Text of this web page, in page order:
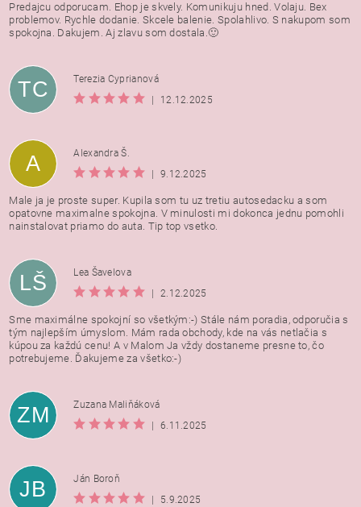
Predajcu odporucam. Ehop je skvely. Komunikuju hned. Volaju. Bex
problemov. Rychle dodanie. Skcele balenie. Spolahlivo. S nakupom som
spokojna. Dakujem. Aj zlavu som dostala.🙂
TC
Terezia Cyprianová
12.12.2025
A
Alexandra Š.
9.12.2025
Male ja je proste super. Kupila som tu uz tretiu autosedacku a som
opatovne maximalne spokojna. V minulosti mi dokonca jednu pomohli
nainstalovat priamo do auta. Tip top vsetko.
LŠ
Lea Šavelova
2.12.2025
Sme maximálne spokojní so všetkým:-) Stále nám poradia, odporučia s
tým najlepším úmyslom. Mám rada obchody, kde na vás netlačia s
kúpou za každú cenu! A v Malom Ja vždy dostaneme presne to, čo
potrebujeme. Ďakujeme za všetko:-)
ZM
Zuzana Maliňáková
6.11.2025
JB
Ján Boroň
5.9.2025